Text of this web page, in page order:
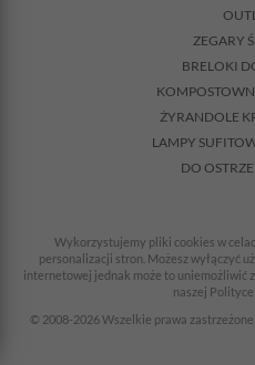
ZEGARY
BRELOKI
ŻYRANDOLE
LAMPY
DO
Wykorzystujemy pliki cookies w
personalizacji stron. Możesz wyłączyć
internetowej jednak może to uniemożliwić
naszej
© 2008-2026 Wszelkie prawa